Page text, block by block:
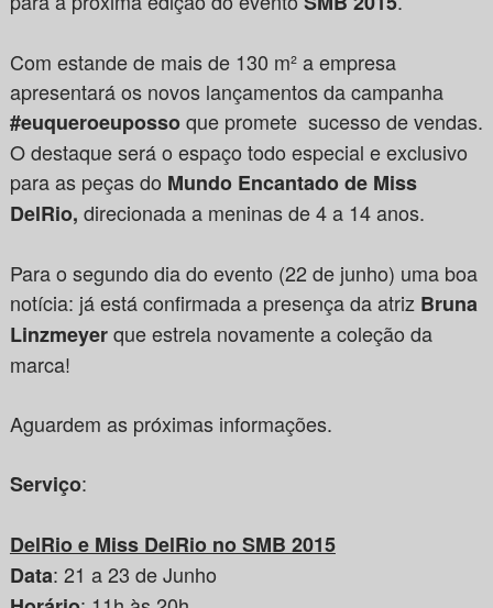
Com estande de mais de 130 m² a empresa
apresentará os novos lançamentos da campanha
#euqueroeupossoque promete sucesso de vendas.
O destaque será o espaço todo especial e exclusivo
para as peças do Mundo Encantado de Miss
DelRio, direcionada a meninas de 4 a 14 anos.
Para o segundo dia do evento (22 de junho) uma boa
notícia: já está confirmada a presença da atriz Bruna
Linzmeyerque estrela novamente a coleção da
marca!
Aguardem as próximas informações.
Serviço:
DelRio e Miss DelRio no SMB 2015
Data: 21 a 23 de Junho